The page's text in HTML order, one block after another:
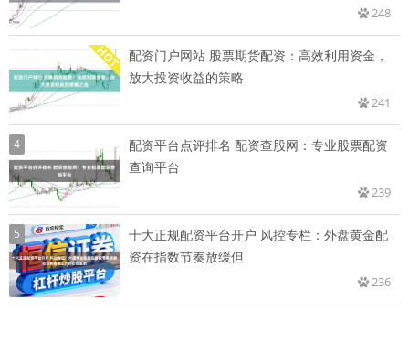
248
配资门户网站 股票期货配资：高效利用资金，
放大投资收益的策略
241
4
配资平台点评排名 配资查股网：专业股票配资
查询平台
239
5
十大正规配资平台开户 风控专栏：外盘黄金配
资在指数节奏放缓但
236